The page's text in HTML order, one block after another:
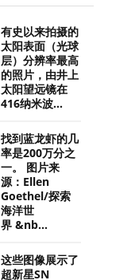
有史以来拍摄的
太阳表面（光球
层）分辨率最高
的照片，由井上
太阳望远镜在
416纳米波...
找到蓝龙虾的几
率是200万分之
一。 图片来
源：Ellen
Goethel/探索
海洋世
界 &nb...
这些图像展示了
超新星SN